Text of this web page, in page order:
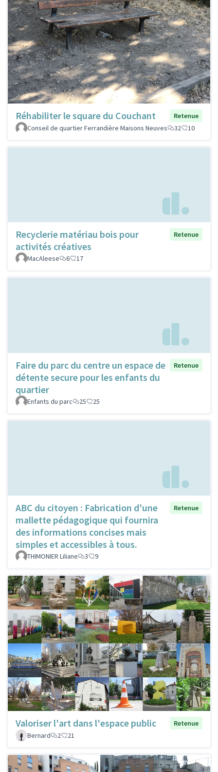
Réhabiliter le square du Couchant
Retenue
Conseil de quartier Ferrandière Maisons Neuves
32 10
Recyclerie matériau bois pour
activités créatives
Retenue
MacAleese 6 17
Faire du parc du centre un espace de
détente secure pour les enfants du
quartier
Retenue
Enfants du parc 25 25
ABC du citoyen : Fabrication d'une
mallette pédagogique qui fournira
des informations concises mais
simples et accessibles à tous.
Retenue
THIMONIER Liliane 3 9
Valoriser l'art dans l'espace public
Retenue
Bernard
2 21